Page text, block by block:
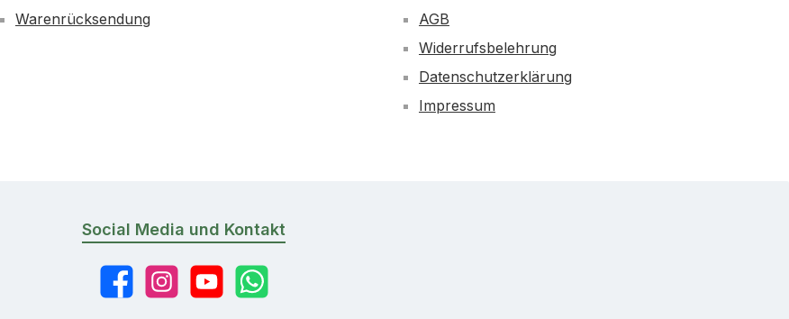
Warenrücksendung
AGB
Widerrufsbelehrung
Datenschutzerklärung
Impressum
Social Media und Kontakt
FacebookInstagramYouTubeWhatsApp